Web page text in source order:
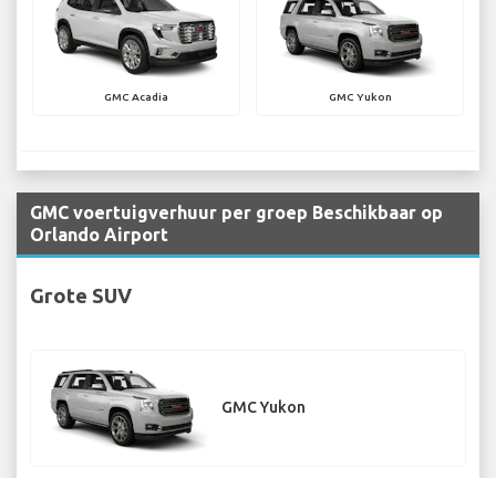
GMC Acadia GMC Yukon
GMC voertuigverhuur per groep Beschikbaar op
Orlando Airport
Grote SUV
GMC Yukon